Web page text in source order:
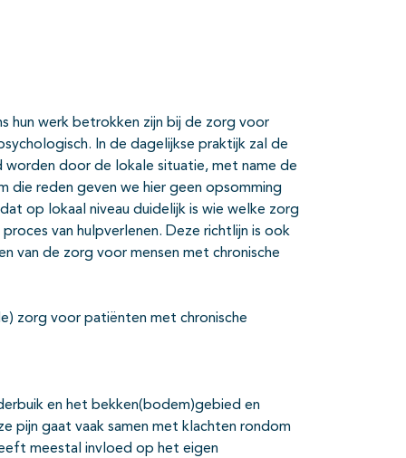
hun werk betrokken zijn bij de zorg voor
In de dagelijkse praktijk zal de
worden door de lokale situatie, met name de
die reden geven we hier geen opsomming
op lokaal niveau duidelijk is wie welke zorg
van hulpverlenen. Deze richtlijn is ook
van de zorg voor mensen met chronische
zorg voor patiënten met chronische
en het bekken(bodem)gebied en
pijn gaat vaak samen met klachten rondom
meestal invloed op het eigen